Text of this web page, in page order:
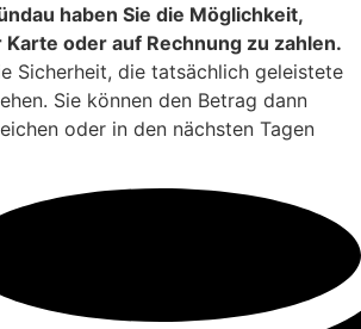
haben Sie die Möglichkeit,
Karte oder auf Rechnung zu zahlen.
Sicherheit, die tatsächlich geleistete
Sie können den Betrag dann
oder in den nächsten Tagen